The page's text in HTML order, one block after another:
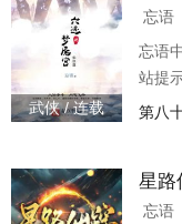
武侠 / 连载
忘语
忘语
站提
不错
第八
星路
忘语